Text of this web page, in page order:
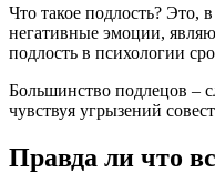
Что такое подлость?
негативные эмоции,
подлость в психологии
Большинство подлецов –
чувствуя угрызений
Правда ли что